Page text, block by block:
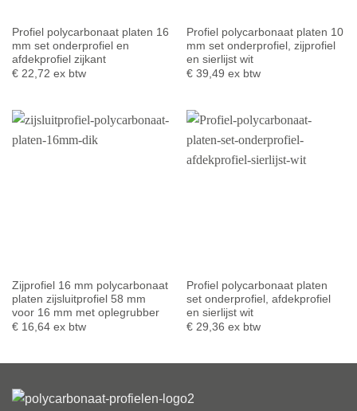
Profiel polycarbonaat platen 16
mm set onderprofiel en
afdekprofiel zijkant
€22,72 ex btw
Profiel polycarbonaat platen 10
mm set onderprofiel, zijprofiel
en sierlijst wit
€39,49 ex btw
Zijprofiel 16 mm polycarbonaat
platen zijsluitprofiel 58 mm
voor 16 mm met oplegrubber
€16,64 ex btw
Profiel polycarbonaat platen
set onderprofiel, afdekprofiel
en sierlijst wit
€29,36 ex btw